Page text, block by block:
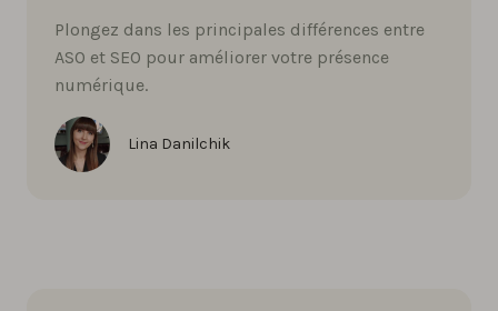
Plongez dans les principales différences entre
ASO et SEO pour améliorer votre présence
numérique.
Lina Danilchik